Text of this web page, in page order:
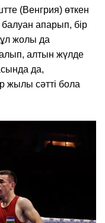
(Венгрия) өткен
апарып, бір
жолы да
алтын жүлде
да,
жылы сәтті бола